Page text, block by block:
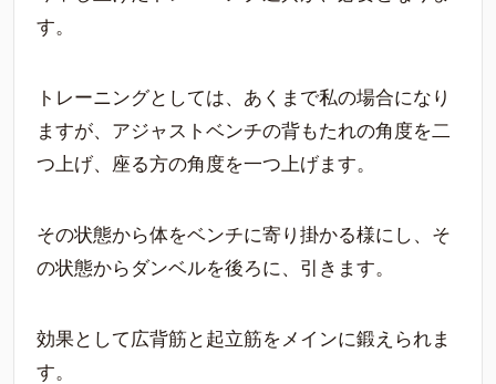
す。
トレーニングとしては、あくまで私の場合になり
ますが、アジャストベンチの背もたれの角度を二
つ上げ、座る方の角度を一つ上げます。
その状態から体をベンチに寄り掛かる様にし、そ
の状態からダンベルを後ろに、引きます。
効果として広背筋と起立筋をメインに鍛えられま
す。